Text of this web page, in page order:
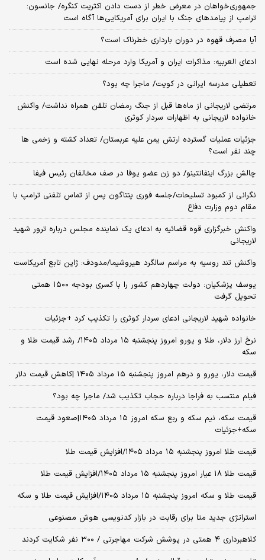
جمهوری‌خواهان در معرض خطر از دست دادن اکثریت کنگره/ جانسون:
ترامپ از پیامدهای جنگ با ایران برای آمریکایی‌ها آگاه است
آیا مصرف قهوه در دوران بارداری خطرناک است؟
ادعای العربیه: مذاکرات ایران و آمریکا وارد مرحله نهایی شده است
تعطیلی مدرسه ایرانی در کویت/ ماجرا چه بود؟
مرتضی لاریجانی از ماه‌ها قبل از جنگ رمضان تلفن همراه نداشت/ واکنش
خانواده لاریجانی به اظهارات سردار کوثری
جزئیات عملیات گسترده ارتش یمن علیه عربستان/ تعداد کشته و زخمی ها
چند نفر است؟
چالش بزرگ اینفانتینو/ دو زن عضو یوفا در صف مخالفان رئیس فیفا
نگرانی از کمبود تسلیحات/جلسه فوری پنتاگون پس از تماس تلفنی ترامپ با
مقام دوم وزارت دفاع
واکنش خبرگزاری قوه قضائیه به ادعای یک نماینده مجلس درباره ترور شهید
لاریجانی
واکنش تند روسیه به مراسم سالگرد هیروشیما/مدودف: ژاپن تابع آمریکاست
یوسف پزشکیان: دولت چهاردهم کشور را با کسری بودجه ۱۵۰۰ همتی
تحویل گرفت
خانواده شهید لاریجانی ادعای سردار کوثری را تکذیب کرد +جزئیات
نرخ ارز دلار، طلا و یورو امروز پنجشنبه ۱۵ مرداد ۱۴۰۵/ رشد قیمت طلا و
سکه
قیمت دلار، یورو و درهم امروز پنجشنبه ۱۵ مرداد ۱۴۰۵ |کاهش قیمت دلار
فیلم منتسب به فراجا درباره حجاب تکذیب شد/ ماجرا چه بود؟
قیمت سکه، نیم سکه و ربع سکه امروز ۱۵ مرداد ۱۴۰۵|صعود قیمت
سکه+جزئیات
قیمت طلا امروز پنجشنبه ۱۵ مرداد ۱۴۰۵/افزایش قیمت طلا
قیمت طلا ۱۸ عیار امروز پنجشنبه ۱۵ مرداد ۱۴۰۵/افزایش قیمت طلا
قیمت طلا و سکه امروز پنجشنبه ۱۵ مرداد ۱۴۰۵/افزایش قیمت طلا و سکه
استراتژی جدید متا برای رقابت در بازار کدنویسی هوش مصنوعی
کلاهبرداری ۴ همتی در پوشش شرکت مهاجرتی / ۳۰۰ نفر شکایت کردند